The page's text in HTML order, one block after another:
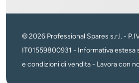
© 2026 Professional Spares s.r.l. -
IT01559800931 - Informativa estesa
e condizioni di vendita- Lavora con